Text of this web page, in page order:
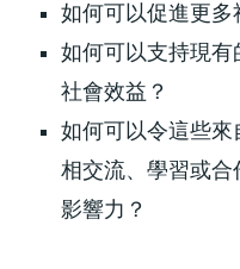
如何可以促進更多
如何可以支持現
社會效益？
如何可以令這些
相交流、學習或
影響力？